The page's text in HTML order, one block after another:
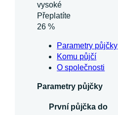
vysoké
Přeplatíte
26 %
Parametry půjčky
Komu půjčí
O společnosti
Parametry půjčky
První půjčka do